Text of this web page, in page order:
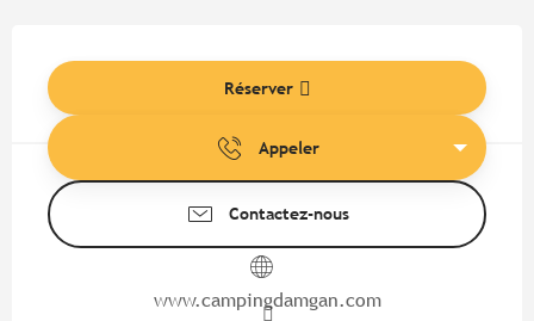
Réserver
Appeler
Contactez-nous
www.campingdamgan.com